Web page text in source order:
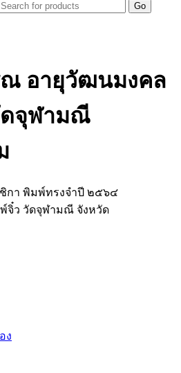
Go
ณ อายุวัฒนมงคล
จุฬามณี
กา พิมพ์ทรงจำปี ๒๕๖๔
จิ๋ว วัดจุฬามณี จังหวัด
ง